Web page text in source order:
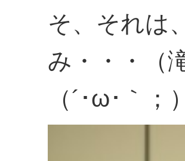
そ、それは
み・・・（
（´･ω･｀；